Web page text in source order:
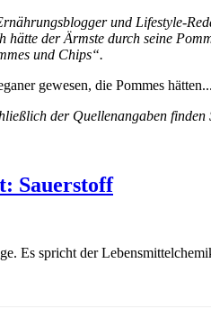
und Lifestyle-
hätte der Ärmste durch seine
und Chips“.
gewesen, die Pommes hätten...
der Quellenangaben finden
Sauerstoff
Es spricht der